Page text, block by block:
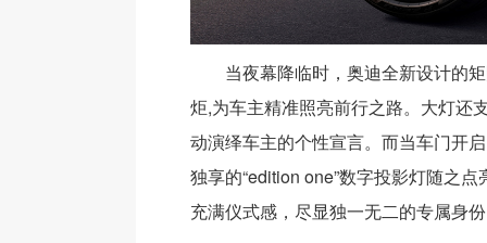
当夜幕降临时，奥迪全新设计的
炬,为车主精准照亮前行之路。大灯还
动演绎车主的个性宣言。而当车门开
独享的“edition one”数字投影灯随之
充满仪式感，尽显独一无二的专属身